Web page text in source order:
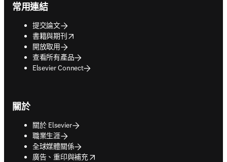
常用連結
提交論文
書籍與期刊
opens in new tab/window
開放取用
查看所有產品
Elsevier Connect
關於
關於 Elsevier
職業生涯
全球媒體關係
廣告、重印與補充
opens in new tab/window